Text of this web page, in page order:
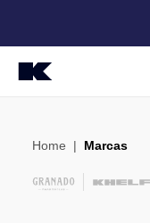
Home | Marcas